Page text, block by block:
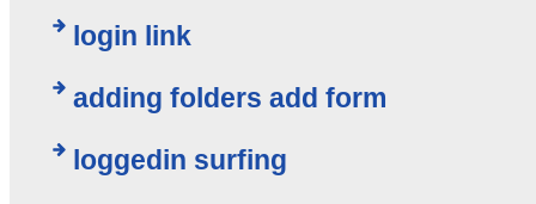
login link
adding folders add form
loggedin surfing